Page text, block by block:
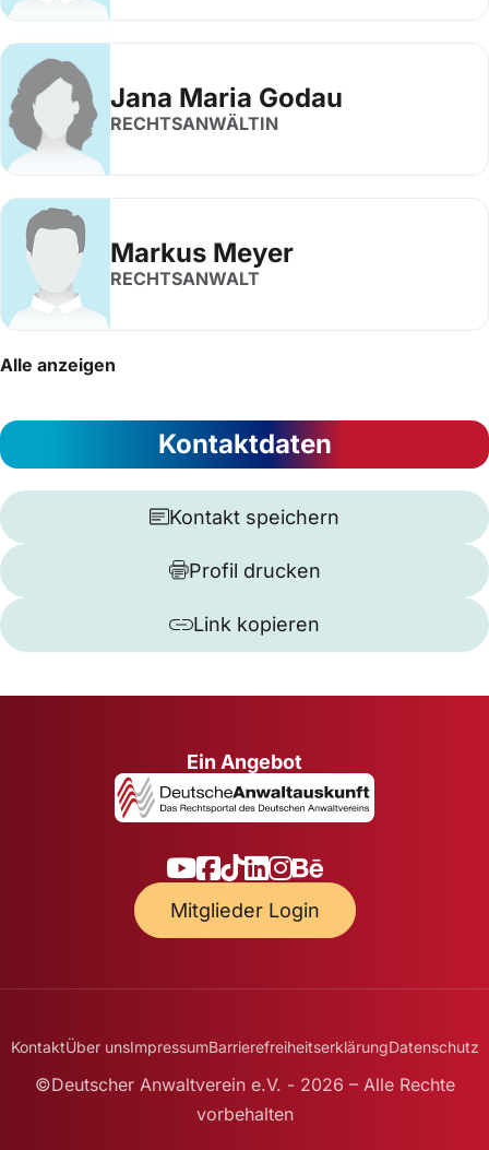
Jana Maria Godau
RECHTSANWÄLTIN
Markus Meyer
RECHTSANWALT
Alle anzeigen
Kontaktdaten
Kontakt speichern
Profil drucken
Link kopieren
Ein Angebot
Mitglieder Login
KontaktÜber unsImpressumBarrierefreiheitserklärungDatenschutz
©Deutscher Anwaltverein e.V. - 2026 – Alle Rechte
vorbehalten